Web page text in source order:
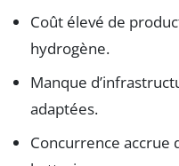
Coût élevé de
hydrogène.
Manque
adaptées.
Concurrence accrue